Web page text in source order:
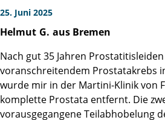
Im Nachhinein betrachtet waren
Entscheidung und für meine
die fachliche Kompetenz der
die systematische
Therapieverfahren, die einzelnen
wissenschaftlichen Beiträge und
transparenten Statistiken vermittelt
Erfolgsquoten, z.B. bzgl. Kontinenz,
25. Juni 2025
Helmut G. aus Bremen
Nach gut 35 Jahren
voranschreitendem Prostatakrebs
wurde mir in der Martini-Klinik von
komplette Prostata entfernt. Die
vorausgegangene Teilabhobelung